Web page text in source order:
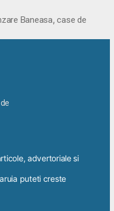
Baneasa,case de
advertoriale si
puteti creste